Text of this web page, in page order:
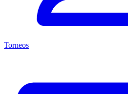
Torneos